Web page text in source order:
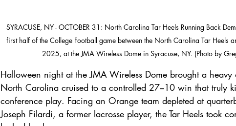
SYRACUSE, NY - OCTOBER 31: North Carolina Tar Heels Running Back
first half of the College Football game between the North Carolina Tar Heels
2025, at the JMA Wireless Dome in Syracuse, NY. (Photo by
Halloween night at the JMA Wireless Dome brought a heavy
North Carolina cruised to a controlled 27–10 win that truly
conference play. Facing an Orange team depleted at
Joseph Filardi, a former lacrosse player, the Tar Heels took